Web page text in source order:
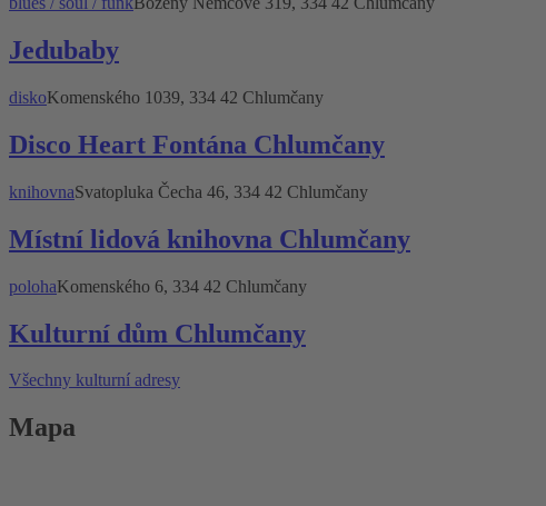
Jedubaby
diskoKomenského 1039, 334 42 Chlumčany
Disco Heart Fontána Chlumčany
knihovnaSvatopluka Čecha 46, 334 42 Chlumčany
Místní lidová knihovna Chlumčany
polohaKomenského 6, 334 42 Chlumčany
Kulturní dům Chlumčany
Všechny kulturní adresy
Mapa